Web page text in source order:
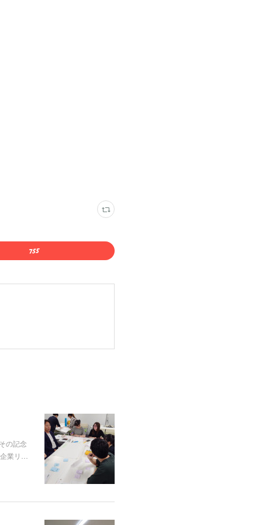
の記念
業リ…